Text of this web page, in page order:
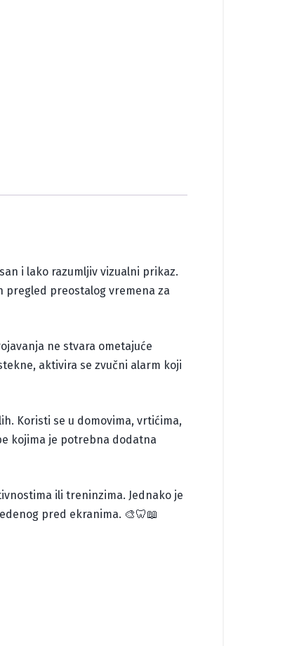
i lako razumljiv vizualni prikaz.
preostalog vremena za
ne stvara ometajuće
aktivira se zvučni alarm koji
Koristi se u domovima, vrtićima,
kojima je potrebna dodatna
ili treninzima. Jednako je
pred ekranima. 🎨🦷📖